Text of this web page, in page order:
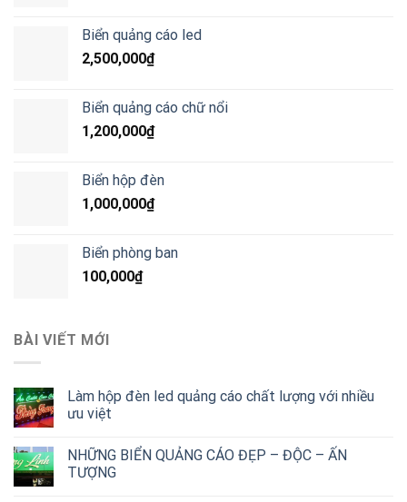
Biển quảng cáo led
2,500,000₫
Biển quảng cáo chữ nổi
1,200,000₫
Biển hộp đèn
1,000,000₫
Biển phòng ban
100,000₫
BÀI VIẾT MỚI
Làm hộp đèn led quảng cáo chất lượng với nhiều
ưu việt
NHỮNG BIỂN QUẢNG CÁO ĐẸP – ĐỘC – ẤN
TƯỢNG